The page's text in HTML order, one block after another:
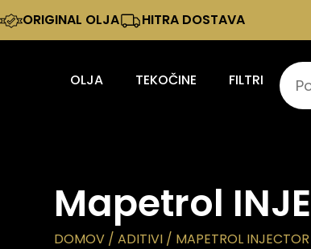
ORIGINAL OLJA HITRA DOSTAVA
OLJA TEKOČINE FILTRI
Mapetrol
DOMOV /ADITIVI / MAPETROL INJECTOR